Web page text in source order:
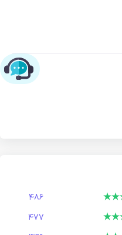
486
477
چت با پشتیبانی پارس‌کدرز